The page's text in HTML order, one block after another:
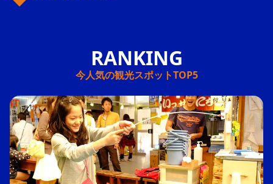
今人気の観光スポットTOP5